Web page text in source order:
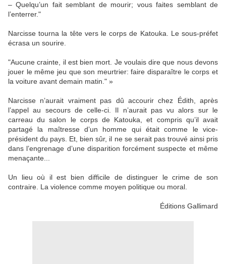
– Quelqu’un fait semblant de mourir; vous faites semblant de
l’enterrer."
Narcisse tourna la tête vers le corps de Katouka. Le sous-préfet
écrasa un sourire.
"Aucune crainte, il est bien mort. Je voulais dire que nous devons
jouer le même jeu que son meurtrier: faire disparaître le corps et
la voiture avant demain matin." »
Narcisse n’aurait vraiment pas dû accourir chez Édith, après
l’appel au secours de celle-ci. Il n’aurait pas vu alors sur le
carreau du salon le corps de Katouka, et compris qu’il avait
partagé la maîtresse d’un homme qui était comme le vice-
président du pays. Et, bien sûr, il ne se serait pas trouvé ainsi pris
dans l’engrenage d’une disparition forcément suspecte et même
menaçante...
Un lieu où il est bien difficile de distinguer le crime de son
contraire. La violence comme moyen politique ou moral.
Éditions Gallimard